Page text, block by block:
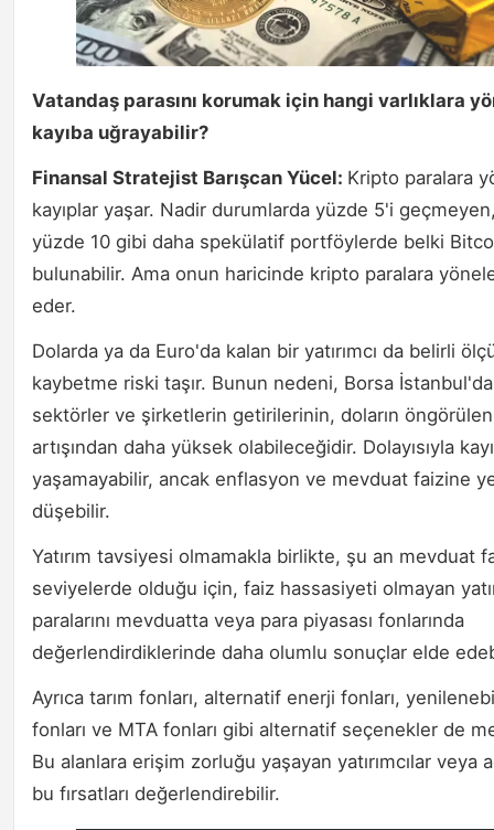
Vatandaş parasını korumak için hangi varlıklara
kayıba uğrayabilir?
Finansal Stratejist Barışcan Yücel: Kripto paralara
kayıplar yaşar. Nadir durumlarda yüzde 5'i
yüzde 10 gibi daha spekülatif portföylerde belki
bulunabilir. Ama onun haricinde kripto paralara
eder.
Dolarda ya da Euro'da kalan bir yatırımcı da belirli
kaybetme riski taşır. Bunun nedeni, Borsa
sektörler ve şirketlerin getirilerinin, doların
artışından daha yüksek olabileceğidir. Dolayısıyla
yaşamayabilir, ancak enflasyon ve mevduat faizine
düşebilir.
Yatırım tavsiyesi olmamakla birlikte, şu an mevduat
seviyelerde olduğu için, faiz hassasiyeti olmayan
paralarını mevduatta veya para piyasası fonlarında
değerlendirdiklerinde daha olumlu sonuçlar elde
Ayrıca tarım fonları, alternatif enerji fonları,
fonları ve MTA fonları gibi alternatif seçenekler de
Bu alanlara erişim zorluğu yaşayan yatırımcılar veya
bu fırsatları değerlendirebilir.